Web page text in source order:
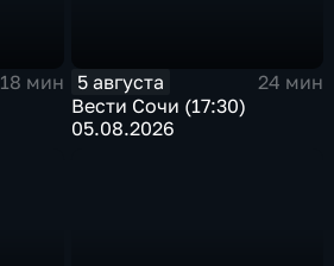
18 мин
5 августа
24 мин
Вести Сочи (17:30)
05.08.2026